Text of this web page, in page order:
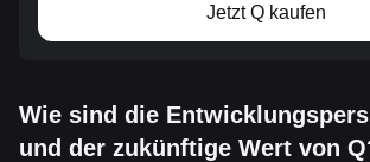
Jetzt Q kaufen
Wie sind die
und der zukünftige Wert von